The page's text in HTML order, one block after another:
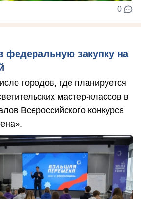
0
федеральную закупку на
городов, где планируется
мастер-классов в
Всероссийского конкурса